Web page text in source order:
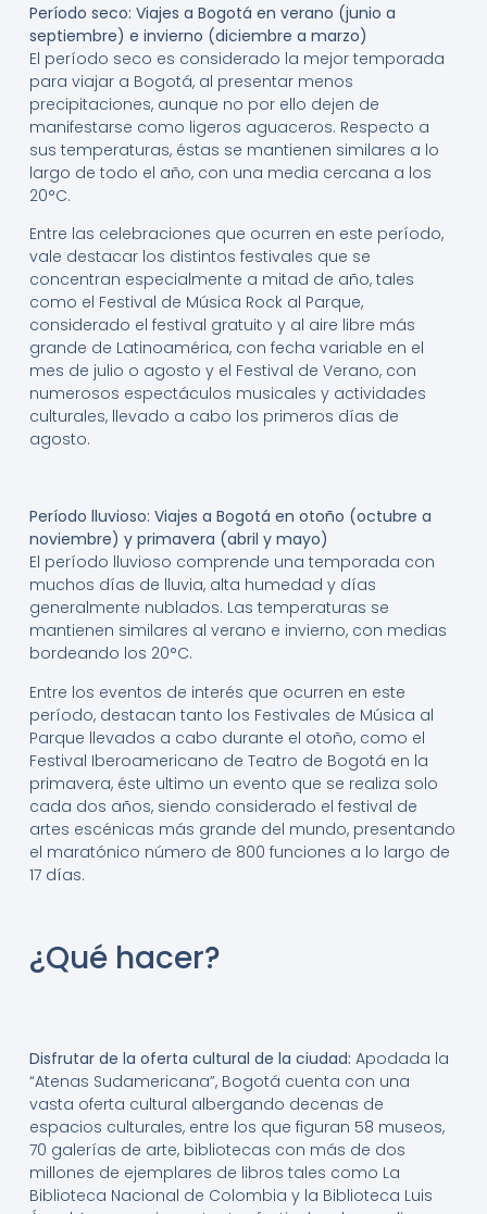
Período seco: Viajes a Bogotá en verano (junio a
septiembre) e invierno (diciembre a marzo)
El período seco es considerado la mejor temporada
para viajar a Bogotá, al presentar menos
precipitaciones, aunque no por ello dejen de
manifestarse como ligeros aguaceros. Respecto a
sus temperaturas, éstas se mantienen similares a lo
largo de todo el año, con una media cercana a los
20°C.
Entre las celebraciones que ocurren en este período,
vale destacar los distintos festivales que se
concentran especialmente a mitad de año, tales
como el Festival de Música Rock al Parque,
considerado el festival gratuito y al aire libre más
grande de Latinoamérica, con fecha variable en el
mes de julio o agosto y el Festival de Verano, con
numerosos espectáculos musicales y actividades
culturales, llevado a cabo los primeros días de
agosto.
Período lluvioso: Viajes a Bogotá en otoño (octubre a
noviembre) y primavera (abril y mayo)
El período lluvioso comprende una temporada con
muchos días de lluvia, alta humedad y días
generalmente nublados. Las temperaturas se
mantienen similares al verano e invierno, con medias
bordeando los 20°C.
Entre los eventos de interés que ocurren en este
período, destacan tanto los Festivales de Música al
Parque llevados a cabo durante el otoño, como el
Festival Iberoamericano de Teatro de Bogotá en la
primavera, éste ultimo un evento que se realiza solo
cada dos años, siendo considerado el festival de
artes escénicas más grande del mundo, presentando
el maratónico número de 800 funciones a lo largo de
17 días.
¿Qué hacer?
Disfrutar de la oferta cultural de la ciudad: Apodada la
“Atenas Sudamericana”, Bogotá cuenta con una
vasta oferta cultural albergando decenas de
espacios culturales, entre los que figuran 58 museos,
70 galerías de arte, bibliotecas con más de dos
millones de ejemplares de libros tales como La
Biblioteca Nacional de Colombia y la Biblioteca Luis